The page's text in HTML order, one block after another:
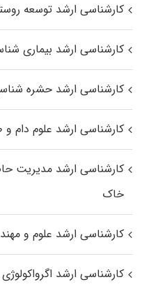
کارشناسی ارشد توسعه
کارشناسی ارشد بیماری‌
کارشناسی ارشد حشره‌
کارشناسی ارشد علوم دام و
کارشناسی ارشد مدیریت
خاک
کارشناسی ارشد علوم و
کارشناسی ارشد